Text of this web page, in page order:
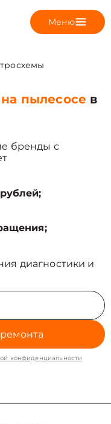
Меню
пылесосе в
бренды с
диагностики и
конфиденциальности